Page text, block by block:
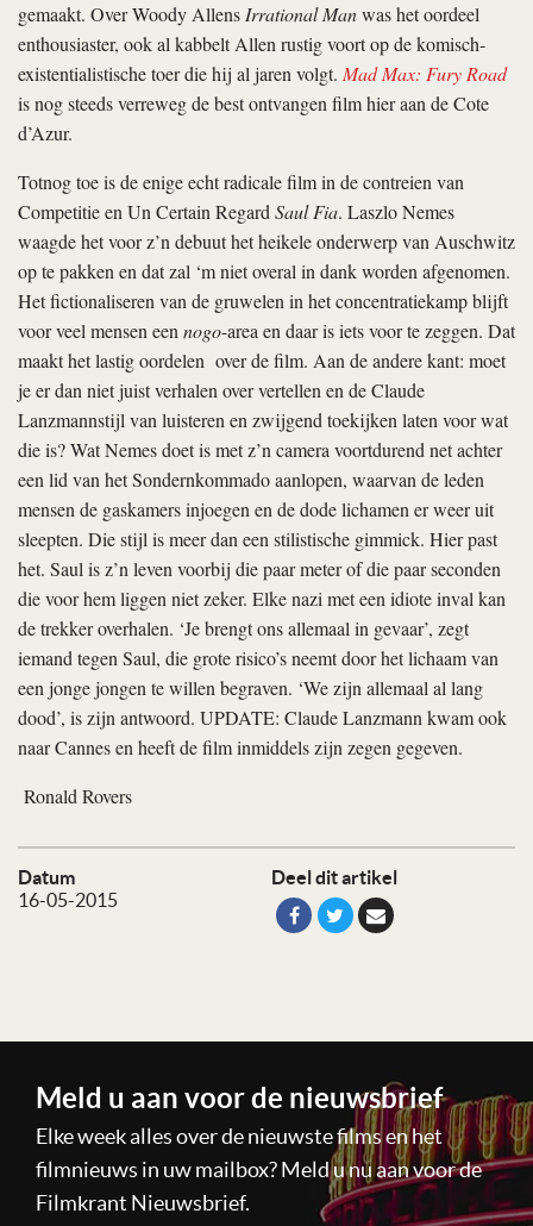
Datum
16-05-2015
Deel dit artikel
gemaakt. Over Woody AllensIrrational Manwas het oordeel
enthousiaster, ook al kabbelt Allen rustig voort op de komisch-
existentialistische toer die hij al jaren volgt. Mad Max: Fury Road
is nog steeds verreweg de best ontvangen film hier aan de Cote
d’Azur.
Totnog toe is de enige echt radicale film in de contreien van
Competitie en Un Certain RegardSaul Fia. Laszlo Nemes
waagde het voor z’n debuut het heikele onderwerp van Auschwitz
op te pakken en dat zal ‘m niet overal in dank worden afgenomen.
Het fictionaliseren van de gruwelen in het concentratiekamp blijft
voor veel mensen eennogo-area en daar is iets voor te zeggen. Dat
maakt het lastig oordelen over de film. Aan de andere kant: moet
je er dan niet juist verhalen over vertellen en de Claude
Lanzmannstijl van luisteren en zwijgend toekijken laten voor wat
die is? Wat Nemes doet is met z’n camera voortdurend net achter
een lid van het Sondernkommado aanlopen, waarvan de leden
mensen de gaskamers injoegen en de dode lichamen er weer uit
sleepten. Die stijl is meer dan een stilistische gimmick. Hier past
het. Saul is z’n leven voorbij die paar meter of die paar seconden
die voor hem liggen niet zeker. Elke nazi met een idiote inval kan
de trekker overhalen. ‘Je brengt ons allemaal in gevaar’, zegt
iemand tegen Saul, die grote risico’s neemt door het lichaam van
een jonge jongen te willen begraven. ‘We zijn allemaal al lang
dood’, is zijn antwoord. UPDATE: Claude Lanzmann kwam ook
naar Cannes en heeft de film inmiddels zijn zegen gegeven.
Ronald Rovers
Meld u aan voor de nieuwsbrief
Elke week alles over de nieuwste films en het
filmnieuws in uw mailbox? Meld u nu aan voor de
Filmkrant Nieuwsbrief.